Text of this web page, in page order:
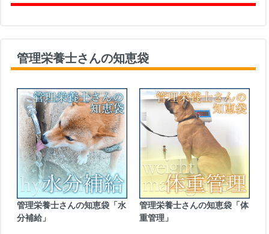
管理栄養士さんの知恵袋
管理栄養士さんの知恵袋「水
分補給」
管理栄養士さんの知恵袋「体
重管理」